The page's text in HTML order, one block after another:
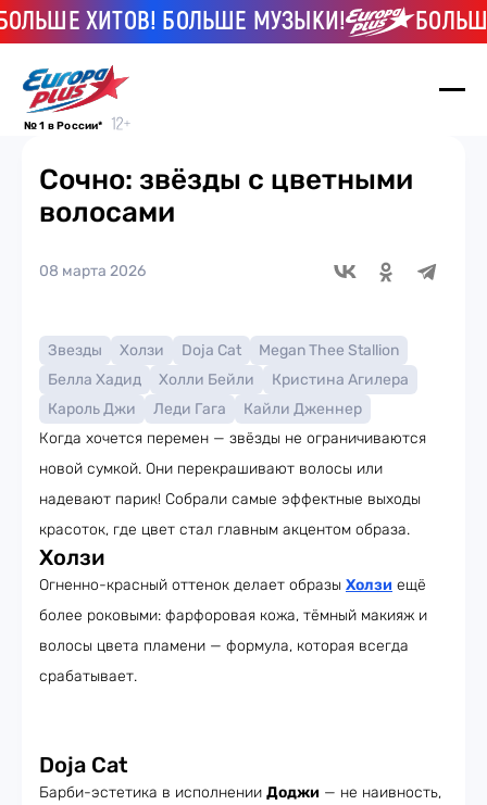
ХИТОВ! БОЛЬШЕ МУЗЫКИ! БОЛЬШЕ
№ 1 в России*
Сочно: звёзды с цветными
волосами
08 марта 2026
Звезды Холзи Doja Cat
Megan Thee Stallion
Белла Хадид
Холли Бейли
Кристина Агилера
Кароль Джи
Леди Гага
Кайли Дженнер
Когда хочется перемен — звёзды не ограничиваются
новой сумкой. Они перекрашивают волосы или
надевают парик! Собрали самые эффектные выходы
красоток, где цвет стал главным акцентом образа.
Холзи
Огненно-красный оттенок делает образы Холзи ещё
более роковыми: фарфоровая кожа, тёмный макияж и
волосы цвета пламени — формула, которая всегда
срабатывает.
Doja Cat
Барби-эстетика в исполнении Доджи — не наивность,